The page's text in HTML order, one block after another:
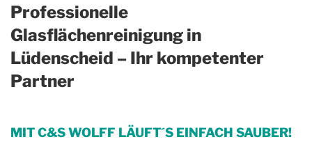
Professionelle
Glasflächenreinigung in
Lüdenscheid – Ihr kompetenter
Partner
MIT C&S WOLFF LÄUFT´S EINFACH SAUBER!